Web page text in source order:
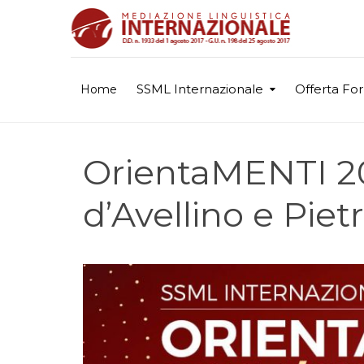
Home SSML Internazionale Offerta
OrientaMENTI
d’Avellino e